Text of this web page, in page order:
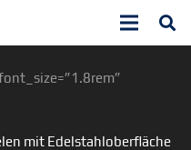
mit Edelstahloberfläche